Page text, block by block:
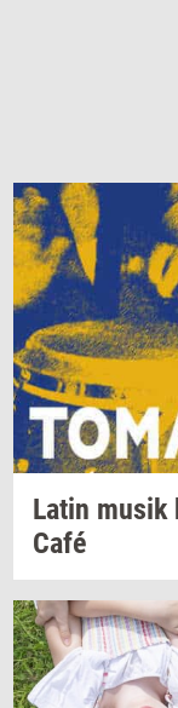
Latin musik
Café